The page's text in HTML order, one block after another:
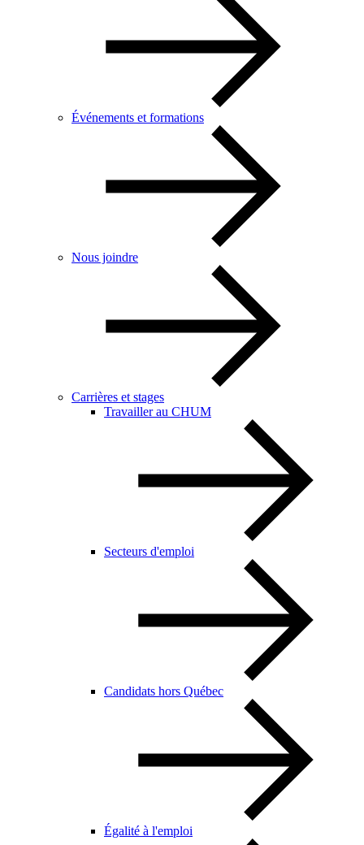
Événements et formations
Nous joindre
Carrières et stages
Travailler au CHUM
Secteurs d'emploi
Candidats hors Québec
Égalité à l'emploi